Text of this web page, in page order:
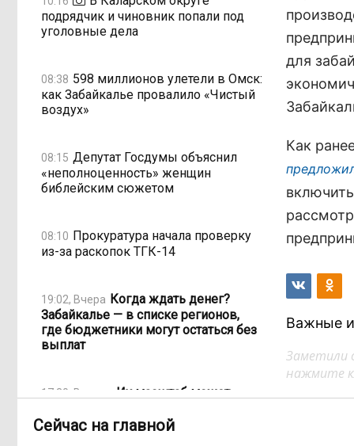
подрядчик и чиновник попали под
уголовные дела
08:38 598 миллионов улетели в Омск:
как Забайкалье провалило «Чистый
воздух»
08:15 Депутат Госдумы объяснил
«неполноценность» женщин
библейским сюжетом
08:10 Прокуратура начала проверку
из-за раскопок ТГК-14
19:02, Вчера Когда ждать денег?
Забайкалье — в списке регионов,
где бюджетники могут остаться без
выплат
17:30, Вчера
«Их масштаб может
предупреждает о климатической
для
Как
Важные
Заметили
нажмите
Сейчас на главной